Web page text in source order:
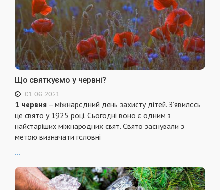
Що святкуємо у червні?
01.06.2021
1 червня – міжнародний день захисту дітей. З’явилось
це свято у 1925 році. Сьогодні воно є одним з
найстаріших міжнародних свят. Свято заснували з
метою визначати головні